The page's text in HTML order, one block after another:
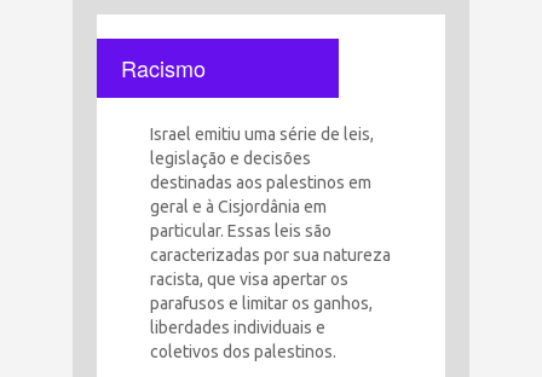
Racismo
Israel emitiu uma série de leis,
legislação e decisões
destinadas aos palestinos em
geral e à Cisjordânia em
particular. Essas leis são
caracterizadas por sua natureza
racista, que visa apertar os
parafusos e limitar os ganhos,
liberdades individuais e
coletivos dos palestinos.